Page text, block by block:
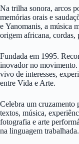
Na trilha sonora, arcos
memórias orais e
e Yanomanis, a música
origem africana,
Fundada em 1995.
inovador no movimento.
vivo de interesses,
entre Vida e Arte.
Celebra um cruzamento
textos, música,
fotografia e arte
na linguagem trabalhada.